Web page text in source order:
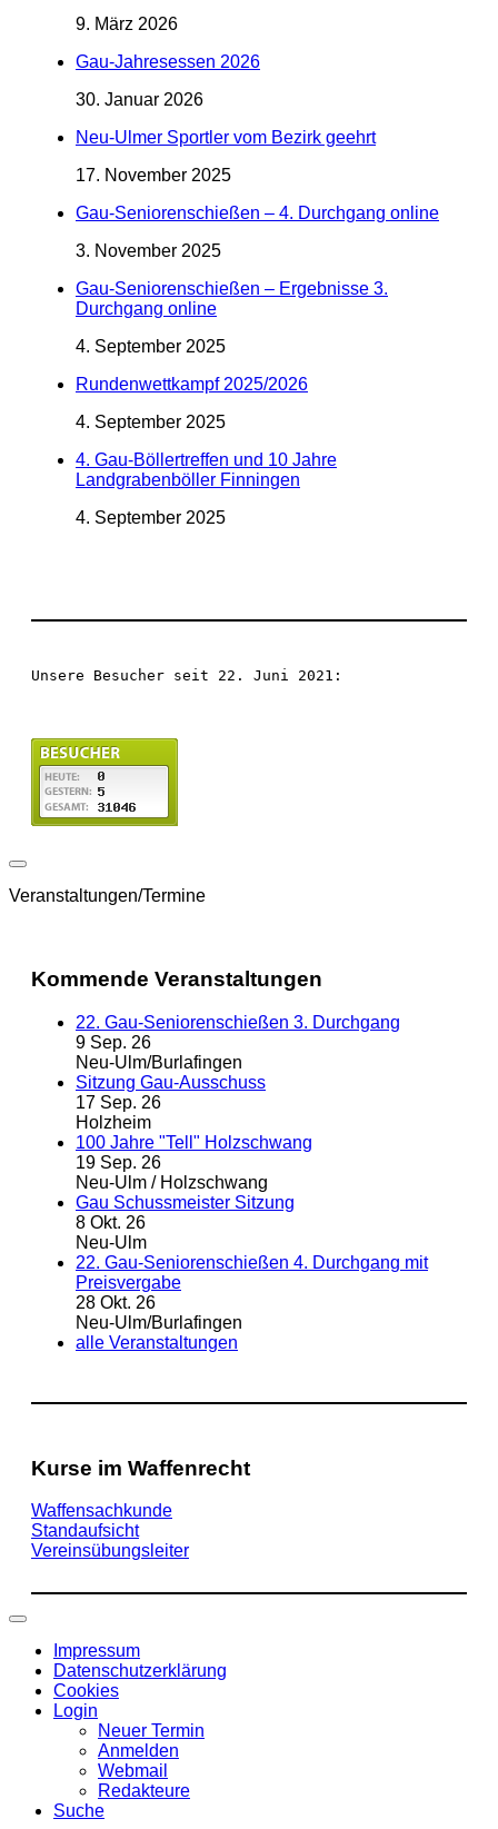
9. März 2026
Gau-Jahresessen 2026
30. Januar 2026
Neu-Ulmer Sportler vom Bezirk geehrt
17. November 2025
Gau-Seniorenschießen – 4. Durchgang online
3. November 2025
Gau-Seniorenschießen – Ergebnisse 3.
Durchgang online
4. September 2025
Rundenwettkampf 2025/2026
4. September 2025
4. Gau-Böllertreffen und 10 Jahre
Landgrabenböller Finningen
4. September 2025
Unsere Besucher seit 22. Juni 2021:
Veranstaltungen/Termine
Kommende Veranstaltungen
22. Gau-Seniorenschießen 3. Durchgang
9 Sep. 26
Neu-Ulm/Burlafingen
Sitzung Gau-Ausschuss
17 Sep. 26
Holzheim
100 Jahre "Tell" Holzschwang
19 Sep. 26
Neu-Ulm / Holzschwang
Gau Schussmeister Sitzung
8 Okt. 26
Neu-Ulm
22. Gau-Seniorenschießen 4. Durchgang mit
Preisvergabe
28 Okt. 26
Neu-Ulm/Burlafingen
alle Veranstaltungen
Kurse im Waffenrecht
Waffensachkunde
Standaufsicht
Vereinsübungsleiter
Impressum
Datenschutzerklärung
Cookies
Login
Neuer Termin
Anmelden
Webmail
Redakteure
Suche